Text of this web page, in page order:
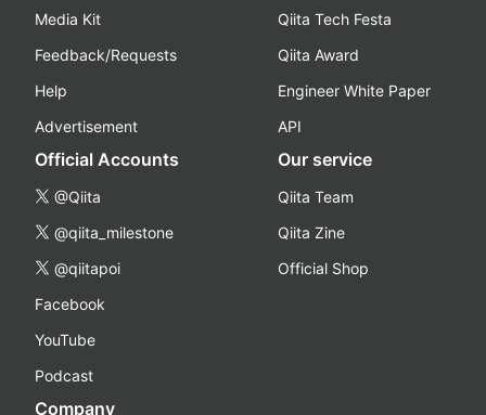
Media Kit
Feedback/Requests
Help
Advertisement
Qiita Tech Festa
Qiita Award
Engineer White Paper
API
Official Accounts
@Qiita
@qiita_milestone
@qiitapoi
Facebook
YouTube
Podcast
Our service
Qiita Team
Qiita Zine
Official Shop
Company